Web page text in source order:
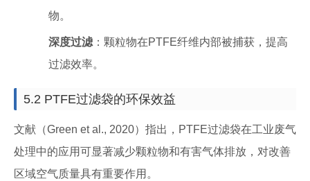
物。
深度过滤 ：颗粒物在PTFE纤维内部被捕获，提高
过滤效率。
5.2 PTFE过滤袋的环保效益
文献（Green et al., 2020）指出，PTFE过滤袋在工业废气
处理中的应用可显著减少颗粒物和有害气体排放，对改善
区域空气质量具有重要作用。